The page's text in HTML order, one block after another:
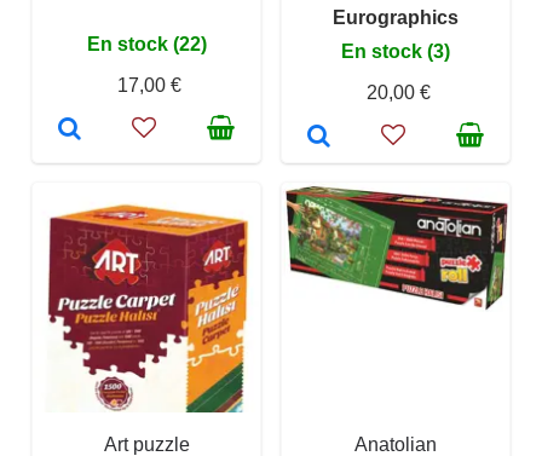
En stock (22)
17,00 €
Eurographics
En stock (3)
20,00 €
Art puzzle
Anatolian